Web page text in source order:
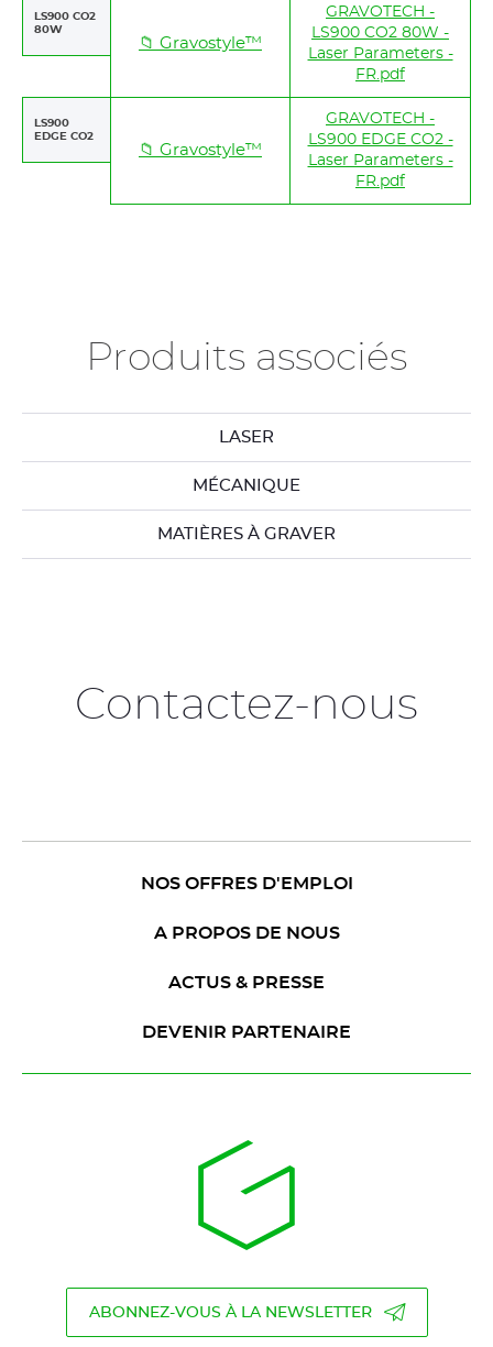
LS900 CO2
80W
📁 Gravostyle™
GRAVOTECH -
LS900 CO2 80W -
Laser Parameters -
FR.pdf
LS900
EDGE CO2
📁 Gravostyle™
GRAVOTECH -
LS900 EDGE CO2 -
Laser Parameters -
FR.pdf
Produits associés
LASER
MÉCANIQUE
MATIÈRES À GRAVER
Contactez-nous
NOS OFFRES D'EMPLOI
A PROPOS DE NOUS
ACTUS & PRESSE
DEVENIR PARTENAIRE
ABONNEZ-VOUS À LA NEWSLETTER